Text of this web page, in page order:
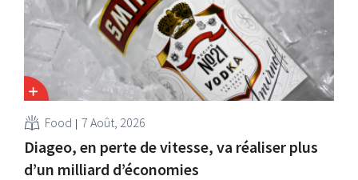
Food 7 Août, 2026
Diageo, en perte de vitesse, va réaliser plus
d’un milliard d’économies